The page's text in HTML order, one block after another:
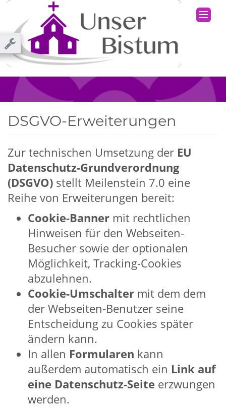
DSGVO-Erweiterungen
Zur technischen Umsetzung der EU
Datenschutz-Grundverordnung
(DSGVO) stellt Meilenstein 7.0 eine
Reihe von Erweiterungen bereit:
Cookie-Banner mit rechtlichen
Hinweisen für den Webseiten-
Besucher sowie der optionalen
Möglichkeit, Tracking-Cookies
abzulehnen.
Cookie-Umschalter mit dem dem
der Webseiten-Benutzer seine
Entscheidung zu Cookies später
ändern kann.
In allen Formularen kann
außerdem automatisch ein Link auf
eine Datenschutz-Seite erzwungen
werden.